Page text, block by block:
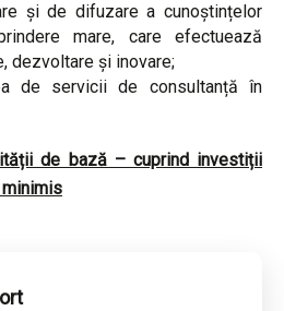
și de difuzare a cunoștințelor
mare, care efectuează
dezvoltare și inovare;
de servicii de consultanță în
de bază – cuprind investiții